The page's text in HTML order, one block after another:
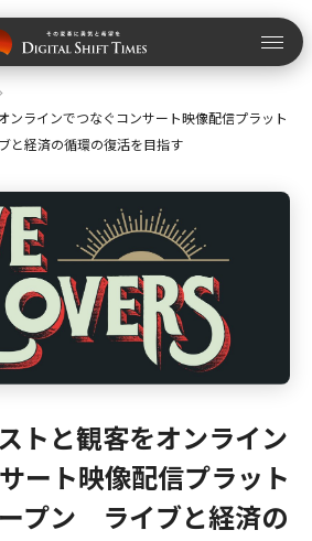
ンラインでつなぐコンサート映像配信プラット
と経済の循環の復活を目指す
トと観客をオンライン
ート映像配信プラット
プン ライブと経済の